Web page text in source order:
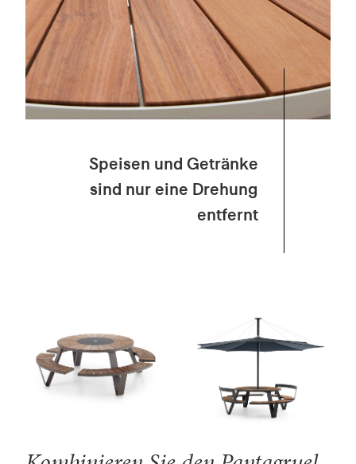
Speisen und Getränke
sind nur eine Drehung
entfernt